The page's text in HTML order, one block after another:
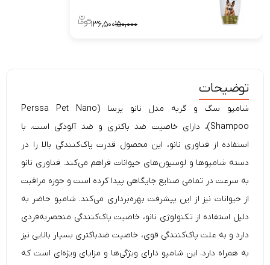
۱۵۰,۰۰۰۱۳۶,۵۰۰
توضیحات
شامپو سگ و گربه مدل نانو پرسا (Perssa Pet Nano
Shampoo)، دارای خاصیت ضد باکتری و ضد آلودگی است. با
استفاده از فناوری نانو، این محصول قدرت پاک‌کنندگی بالا را در
دسته شامپوها و لوسیون‌های حیوانات فراهم می‌کند. فناوری نانو
به سرعت در تمامی صنایع جایگاهی پیدا کرده است و حوزه مراقبت
از حیوانات نیز از این پیشرفت بهره‌برداری می‌کند. شامپو حاضر به
دلیل استفاده از تکنولوژی نانو، خاصیت پاک‌کنندگی منحصربه‌فردی
دارد و به علت پاک‌کنندگی قوی، خاصیت ضدباکتری بسیار بالایی نیز
به همراه دارد. این شامپو دارای ویژگی‌ها و مزایای ویژه‌ای است که